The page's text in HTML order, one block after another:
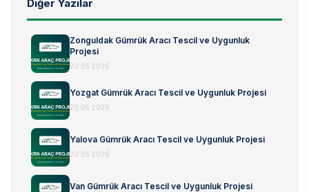
Diğer Yazılar
Zonguldak Gümrük Aracı Tescil ve Uygunluk
Projesi
20.05.2026
Yozgat Gümrük Aracı Tescil ve Uygunluk Projesi
20.05.2026
Yalova Gümrük Aracı Tescil ve Uygunluk Projesi
20.05.2026
Van Gümrük Aracı Tescil ve Uygunluk Projesi